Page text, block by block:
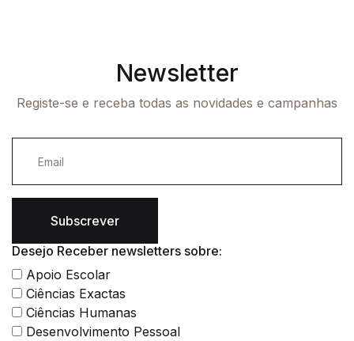
Newsletter
Registe-se e receba todas as novidades e campanhas
Subscrever
Desejo Receber newsletters sobre:
Apoio Escolar
Ciências Exactas
Ciências Humanas
Desenvolvimento Pessoal